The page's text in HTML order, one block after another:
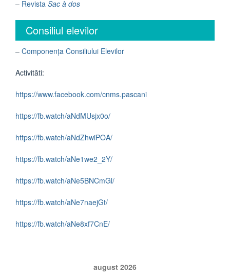
– Revista Sac à dos
Consiliul elevilor
– Componența Consiliului Elevilor
Activităti:
https://www.facebook.com/cnms.pascani
https://fb.watch/aNdMUsjx0o/
https://fb.watch/aNdZhwiPOA/
https://fb.watch/aNe1we2_2Y/
https://fb.watch/aNe5BNCmGl/
https://fb.watch/aNe7naejGt/
https://fb.watch/aNe8xf7CnE/
august 2026